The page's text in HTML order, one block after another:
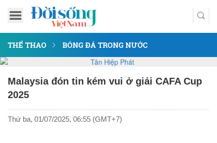
THỂ THAO BÓNG ĐÁ TRONG NƯỚC
Malaysia đón tin kém vui ở giải CAFA Cup
2025
Thứ ba, 01/07/2025, 06:55 (GMT+7)